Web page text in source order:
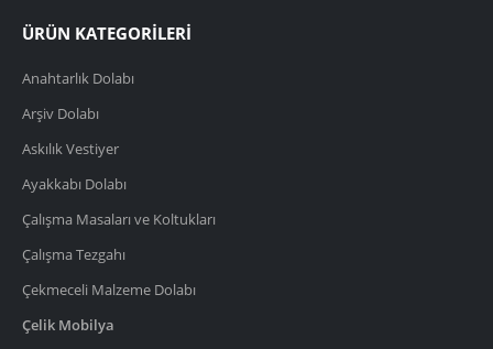
ÜRÜN KATEGORİLERİ
Anahtarlık Dolabı
Arşiv Dolabı
Askılık Vestiyer
Ayakkabı Dolabı
Çalışma Masaları ve Koltukları
Çalışma Tezgahı
Çekmeceli Malzeme Dolabı
Çelik Mobilya